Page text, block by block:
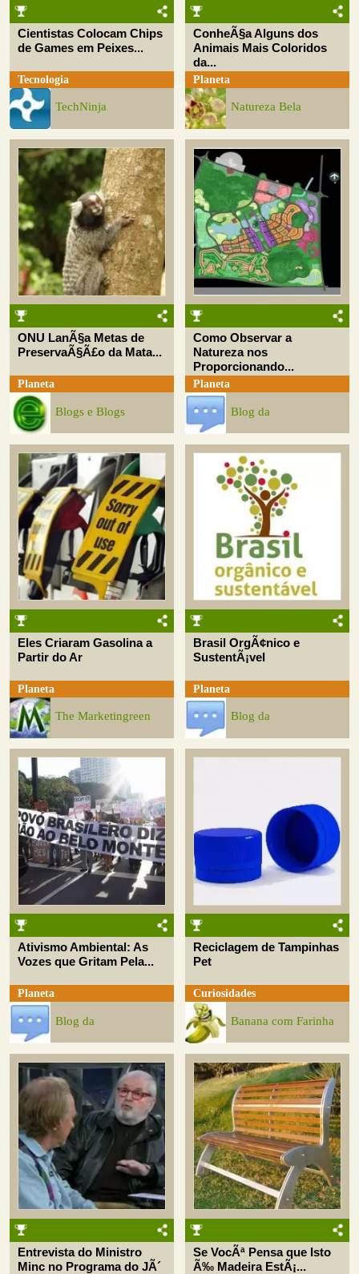
Cientistas Colocam Chips
de Games em Peixes...
Tecnologia
TechNinja
ConheÃ§a Alguns dos
Animais Mais Coloridos
da...
Planeta
Natureza Bela
ONU LanÃ§a Metas de
PreservaÃ§Ã£o da Mata...
Planeta
Blogs e Blogs
Como Observar a
Natureza nos
Proporcionando...
Planeta
Blog da
Eles Criaram Gasolina a
Partir do Ar
Planeta
The Marketingreen
Brasil OrgÃ¢nico e
SustentÃ¡vel
Planeta
Blog da
Ativismo Ambiental: As
Vozes que Gritam Pela...
Planeta
Blog da
Reciclagem de Tampinhas
Pet
Curiosidades
Banana com Farinha
Entrevista do Ministro
Minc no Programa do JÃ´
Se VocÃª Pensa que Isto
Ã‰ Madeira EstÃ¡...